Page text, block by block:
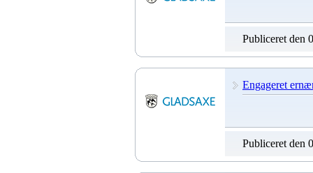
Publiceret den
Engageret
Publiceret den